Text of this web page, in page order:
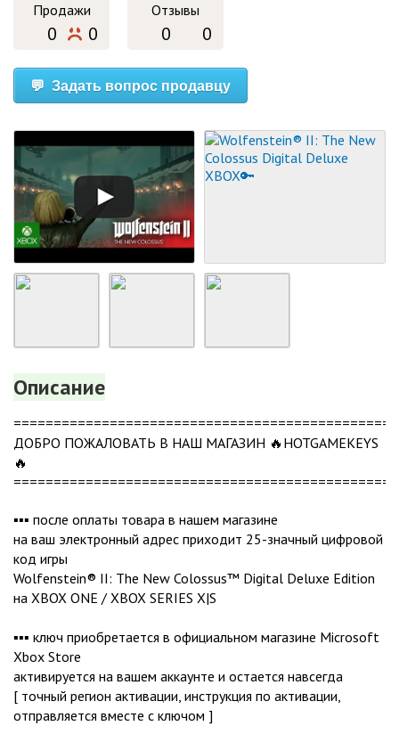
Продажи
0 0
Отзывы
0 0
💬 Задать вопрос продавцу
Описание
ДОБРО ПОЖАЛОВАТЬ В НАШ МАГАЗИН 🔥HOTGAMEKEYS
🔥
▪️▪️▪️ после оплаты товара в нашем магазине
на ваш электронный адрес приходит 25-значный цифровой
код игры
Wolfenstein® II: The New Colossus™ Digital Deluxe Edition
на XBOX ONE / XBOX SERIES X|S
▪️▪️▪️ ключ приобретается в официальном магазине Microsoft
Xbox Store
активируется на вашем аккаунте и остается навсегда
[ точный регион активации, инструкция по активации,
отправляется вместе с ключом ]